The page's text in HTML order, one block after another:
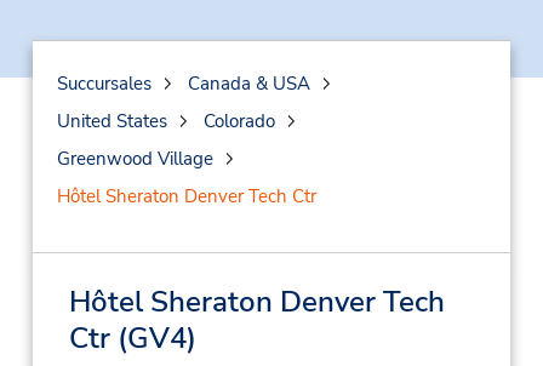
Succursales
Canada & USA
United States
Colorado
Greenwood Village
Hôtel Sheraton Denver Tech Ctr
Hôtel Sheraton Denver Tech
Ctr(GV4)